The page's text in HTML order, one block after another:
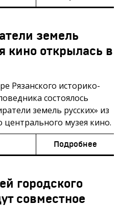
земель
кино открылась в
Рязанского историко-
состоялось
земель русских» из
музея кино.
Подробнее
городского
совместное